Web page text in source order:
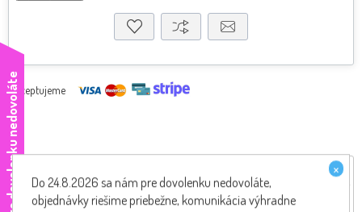
Akceptujeme
Iba registrovaní užívatelia môžu písať recenzie
e ×
Do 24.8.2026 sa nám pre dovolenku nedovoláte,
objednávky riešime priebežne, komunikácia výhradne